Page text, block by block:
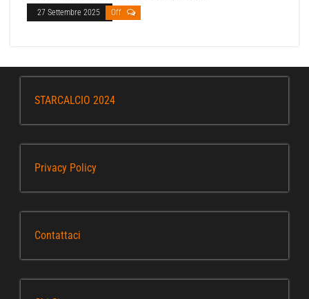
27 Settembre 2025 Off
STARCALCIO 2024
Privacy Policy
Contattaci